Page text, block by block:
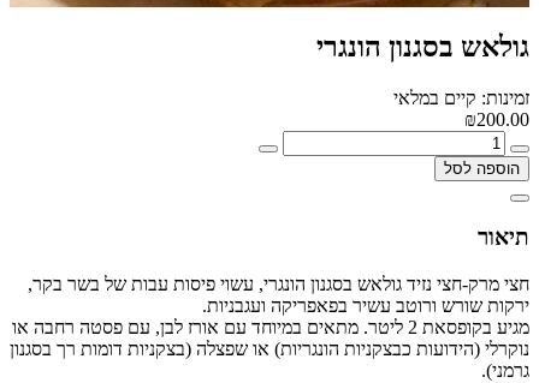
גולאש בסגנון הונגרי
זמינות: קיים במלאי
₪200.00
הוספה לסל
תיאור
חצי מרק-חצי נזיד גולאש בסגנון הונגרי, עשוי פיסות עבות של בשר בקר,
ירקות שורש ורוטב עשיר בפאפריקה ועגבניות.
מגיע בקופסאת 2 ליטר. מתאים במיוחד עם אורז לבן, עם פסטה רחבה או
נוקרלי (הידועות כבצקניות הונגריות) או שפצלה (בצקניות דומות רך בסגנון
גרמני).